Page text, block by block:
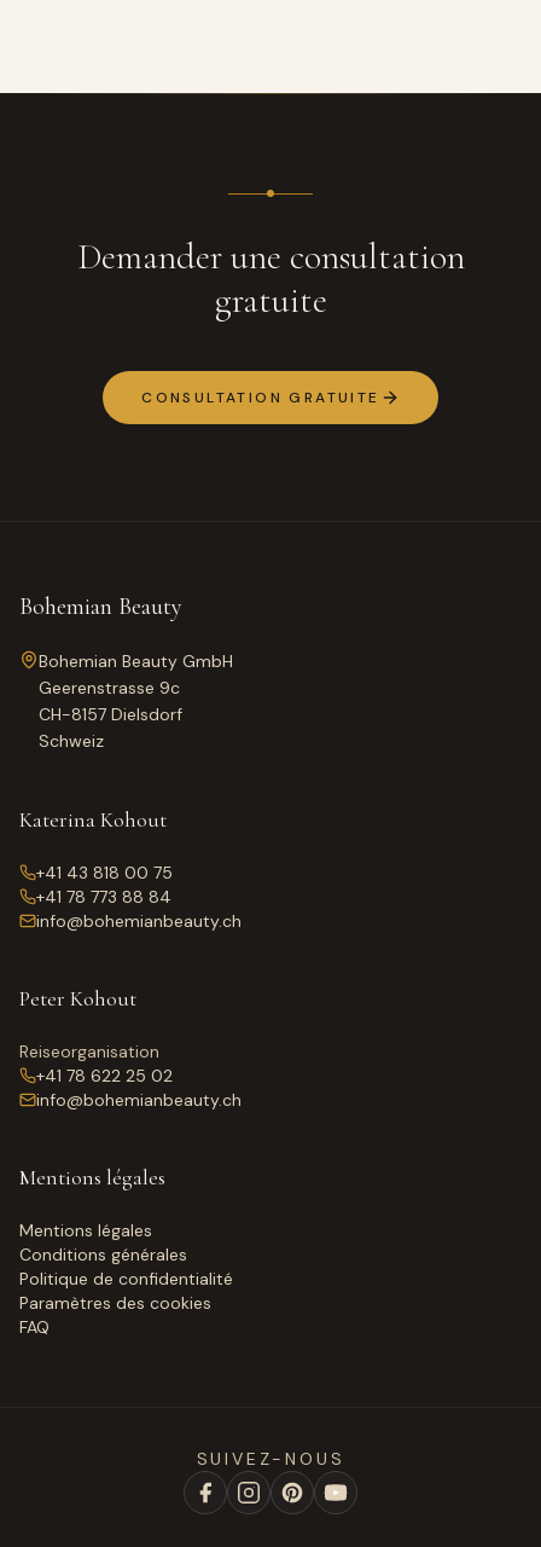
Demander une consultation
gratuite
CONSULTATION GRATUITE
Bohemian Beauty
Bohemian Beauty GmbH
Geerenstrasse 9c
CH-8157 Dielsdorf
Schweiz
Katerina Kohout
+41 43 818 00 75
+41 78 773 88 84
info@bohemianbeauty.ch
Peter Kohout
Reiseorganisation
+41 78 622 25 02
info@bohemianbeauty.ch
Mentions légales
Mentions légales
Conditions générales
Politique de confidentialité
Paramètres des cookies
FAQ
SUIVEZ-NOUS